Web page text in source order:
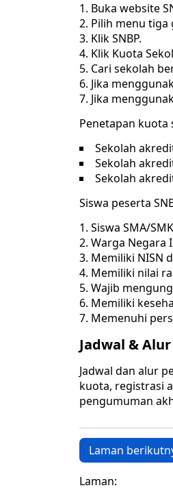
Buka website
Pilih menu tiga
Klik SNBP.
Klik Kuota
Cari sekolah
Jika
Jika
Penetapan kuota
Sekolah
Sekolah
Sekolah
Siswa peserta
Siswa SMA/
Warga Negara
Memiliki NISN
Memiliki nilai
Wajib
Memiliki
Memenuhi
Jadwal &
Jadwal dan alur
kuota, registrasi
pengumuman
Laman
Laman: